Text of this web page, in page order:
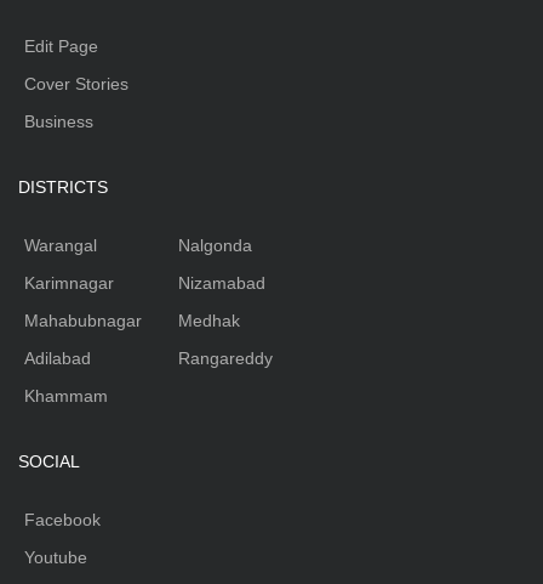
Edit Page
Cover Stories
Business
DISTRICTS
Warangal
Karimnagar
Mahabubnagar
Adilabad
Khammam
Nalgonda
Nizamabad
Medhak
Rangareddy
SOCIAL
Facebook
Youtube